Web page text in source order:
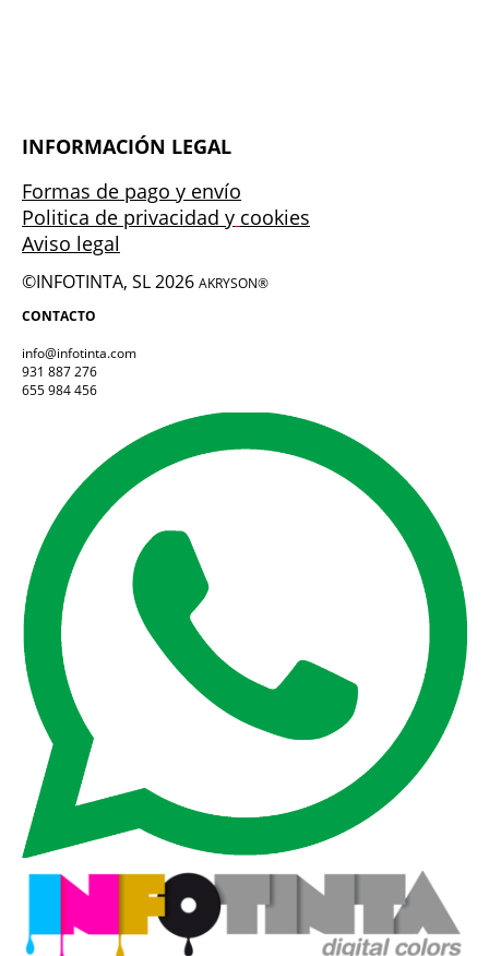
INFORMACIÓN LEGAL
Formas de pago y envío
Politica de privacidad y cookies
Aviso legal
©INFOTINTA, SL 2026 AKRYSON®
CONTACTO
info@infotinta.com
931 887 276
655 984 456